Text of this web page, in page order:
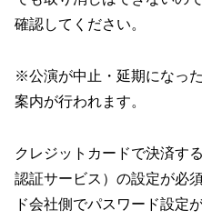
確認してください。
※公演が中止・延期になっ
案内が行われます。
クレジットカードで決済す
認証サービス）の設定が必
ド会社側でパスワード設定